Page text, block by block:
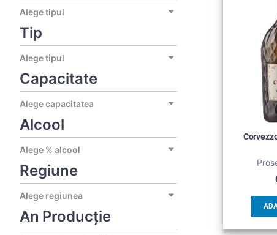
Alege tipul
Tip
Alege tipul
Capacitate
Alege capacitatea
Alcool
Alege % alcool
Regiune
Alege regiunea
An Producție